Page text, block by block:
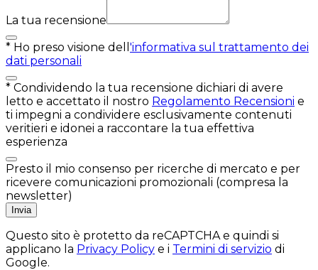
La tua recensione
* Ho preso visione dell 'informativa sul trattamento dei
dati personali
* Condividendo la tua recensione dichiari di avere
letto e accettato il nostro Regolamento Recensioni e
ti impegni a condividere esclusivamente contenuti
veritieri e idonei a raccontare la tua effettiva
esperienza
Presto il mio consenso per ricerche di mercato e per
ricevere comunicazioni promozionali (compresa la
newsletter)
Invia
Questo sito è protetto da reCAPTCHA e quindi si
applicano la Privacy Policy e i Termini di servizio di
Google.